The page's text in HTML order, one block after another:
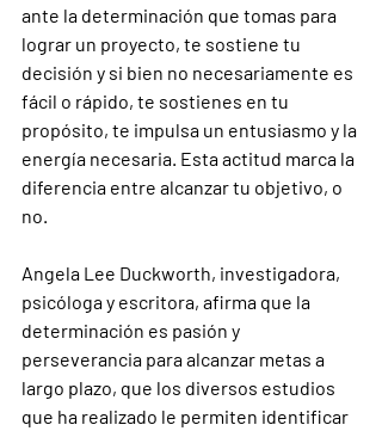
ante la determinación que tomas para
lograr un proyecto, te sostiene tu
decisión y si bien no necesariamente es
fácil o rápido, te sostienes en tu
propósito, te impulsa un entusiasmo y la
energía necesaria. Esta actitud marca la
diferencia entre alcanzar tu objetivo, o
no.
Angela Lee Duckworth, investigadora,
psicóloga y escritora, afirma que la
determinación es pasión y
perseverancia para alcanzar metas a
largo plazo, que los diversos estudios
que ha realizado le permiten identificar